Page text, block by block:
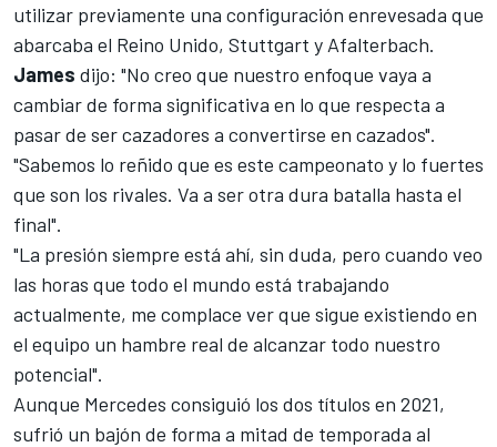
utilizar previamente una configuración enrevesada que
abarcaba el Reino Unido, Stuttgart y Afalterbach.
James dijo: "No creo que nuestro enfoque vaya a
cambiar de forma significativa en lo que respecta a
pasar de ser cazadores a convertirse en cazados".
"Sabemos lo reñido que es este campeonato y lo fuertes
que son los rivales. Va a ser otra dura batalla hasta el
final".
"La presión siempre está ahí, sin duda, pero cuando veo
las horas que todo el mundo está trabajando
actualmente, me complace ver que sigue existiendo en
el equipo un hambre real de alcanzar todo nuestro
potencial".
Aunque Mercedes consiguió los dos títulos en 2021,
sufrió un bajón de forma a mitad de temporada al